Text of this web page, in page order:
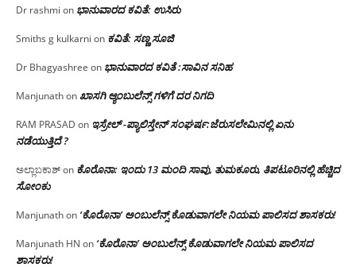
Dr rashmi on ಭಾನುವಾರದ ಕವಿತೆ: ಉಸಿರು
Smiths g kulkarni on ಕವಿತೆ: ಸಣ್ಣ ಸೂಜಿ
Dr Bhagyashree on ಭಾನುವಾರದ ಕವಿತೆ :ಸಾವಿನ ಸನಿಹ
Manjunathonಖಾಸಗಿ ಆ್ಯಂಬುಲೆನ್ಸ್ ಗಳಿಗೆ ದರ ನಿಗದಿ
RAM PRASAD on ಇಸ್ರೇಲ್ -ಪ್ಯಾಲಿಸ್ತೇನ್ ಸಂಘರ್ಷ:ಜೆರುಸಲೇಮಿನಲ್ಲಿ ಏನು
ನಡೆಯುತ್ತಿದೆ ?
ಅಲ್ಲಾಬಕಾಶ್on ಕೊರೊನಾ: ಇಂದು 13 ಮಂದಿ ಸಾವು, ತುಮಕೂರು, ತಿಪಟೂರಿನಲ್ಲಿ ಹೆಚ್ಚಿದ
ಸೋಂಕು
Manjunathon ‘ಕೊರೊನಾ’ ಅಂಬುಲೆನ್ಸ್ ಕೊಡುವಾಗಲೇ ನಿಯಮ ಪಾಲಿಸದ ಶಾಸಕರು!
Manjunath HN on ‘ಕೊರೊನಾ’ ಅಂಬುಲೆನ್ಸ್ ಕೊಡುವಾಗಲೇ ನಿಯಮ ಪಾಲಿಸದ
ಶಾಸಕರು!